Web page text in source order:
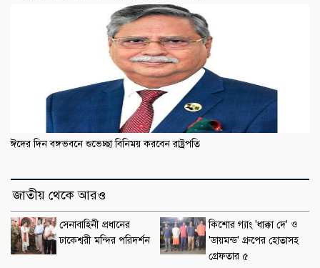
ঈদের দিন বঙ্গভবনে শুভেচ্ছা বিনিময় করবেন রাষ্ট্রপতি
জাতীয় থেকে আরও
সেনাবাহিনী প্রধানের
ঢাকেশ্বরী মন্দির পরিদর্শন
কিশোর গ্যাং 'ধাক্কা দে' ও
'ডায়মন্ড' গ্রুপের হোতাসহ
গ্রেফতার ৫